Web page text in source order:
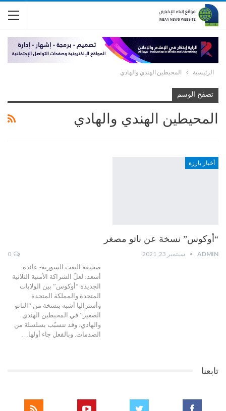
الرئيسية المحيطين الهندي والهادي
تصفح الوسم
المحيطين الهندي والهادي
أخبار بارزة
“أوكوس” نسخة عن ناتو مصغر
ADMIN سبتمبر 23, 2021
صحيفة البعث السورية- عائدة
أسعد: لعلّ الشراكة الأمنية الثلاثية
الجديدة “أوكوس” بين الولايات
المتحدة والمملكة المتحدة
وأستراليا أشبه بنسخة من “الناتو
الصغير” في المحيطين الهندي
والهادي، وقد تتسبّب بسلسلة من
الصدمات. وبالفعل جاء أولها…
تابعنا